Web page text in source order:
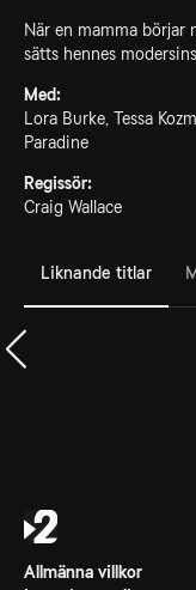
När en mamma börjar
sätts hennes
Med:
Lora Burke, Tessa
Paradine
Regissör:
Craig Wallace
Liknande titlar
Allmänna villkor